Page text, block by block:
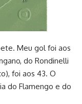
Meu gol foi aos
do Rondinelli
foi aos 43. O
do Flamengo e do